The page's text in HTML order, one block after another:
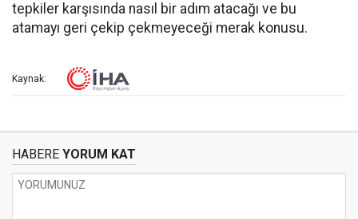
tepkiler karşısında nasıl bir adım atacağı ve bu
atamayı geri çekip çekmeyeceği merak konusu.
Kaynak:
HABERE YORUM KAT